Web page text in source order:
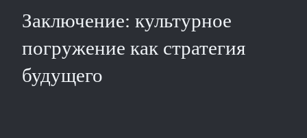
Заключение: культурное
погружение как стратегия
будущего